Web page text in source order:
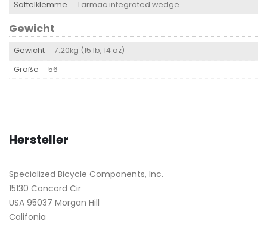
Sattelklemme
Tarmac integrated wedge
Gewicht
Gewicht
7.20kg (15 lb, 14 oz)
Größe
56
Hersteller
Specialized Bicycle Components, Inc.
15130 Concord Cir
USA 95037 Morgan Hill
Califonia